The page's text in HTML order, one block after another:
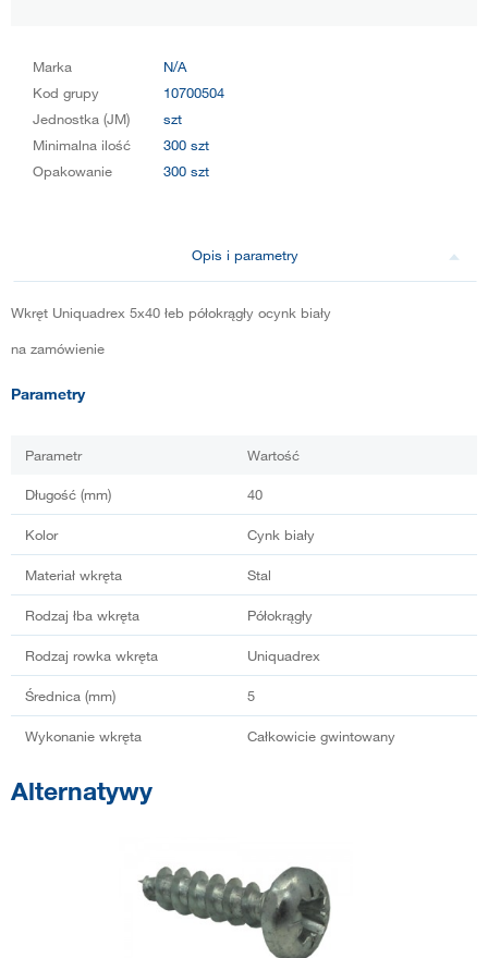
Marka
N/A
Kod grupy
10700504
Jednostka (JM)
szt
Minimalna ilość
300 szt
Opakowanie
300 szt
Opis i parametry
Wkręt Uniquadrex 5x40 łeb półokrągły ocynk biały
na zamówienie
Parametry
Parametr Wartość
Długość (mm) 40
Kolor Cynk biały
Materiał wkręta Stal
Rodzaj łba wkręta Półokrągły
Rodzaj rowka wkręta Uniquadrex
Średnica (mm) 5
Wykonanie wkręta Całkowicie gwintowany
Alternatywy